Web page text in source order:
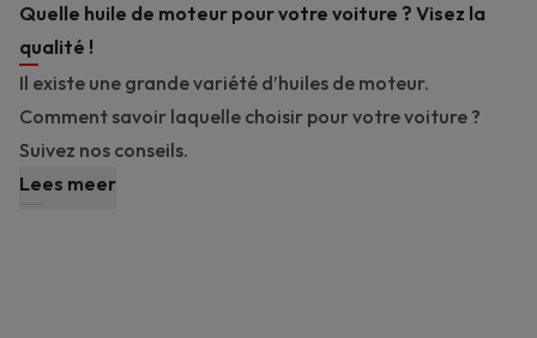
Quelle huile de moteur pour votre voiture ? Visez la
qualité !
Il existe une grande variété d’huiles de moteur.
Comment savoir laquelle choisir pour votre voiture ?
Suivez nos conseils.
Lees meer